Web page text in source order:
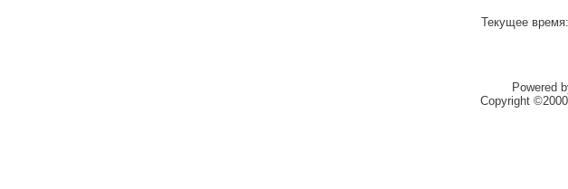
Текущее время:
Powered
Copyright